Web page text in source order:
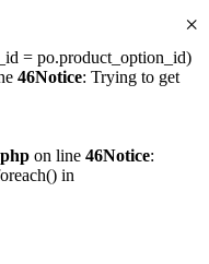
= po.product_option_id)
46Notice: Trying to get
on line 46Notice:
in
×